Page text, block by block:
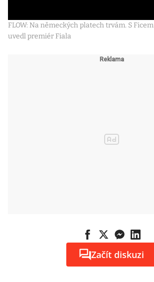
FLOW: Na německých platech trvám. S
uvedl premiér Fiala
Začít diskuzi